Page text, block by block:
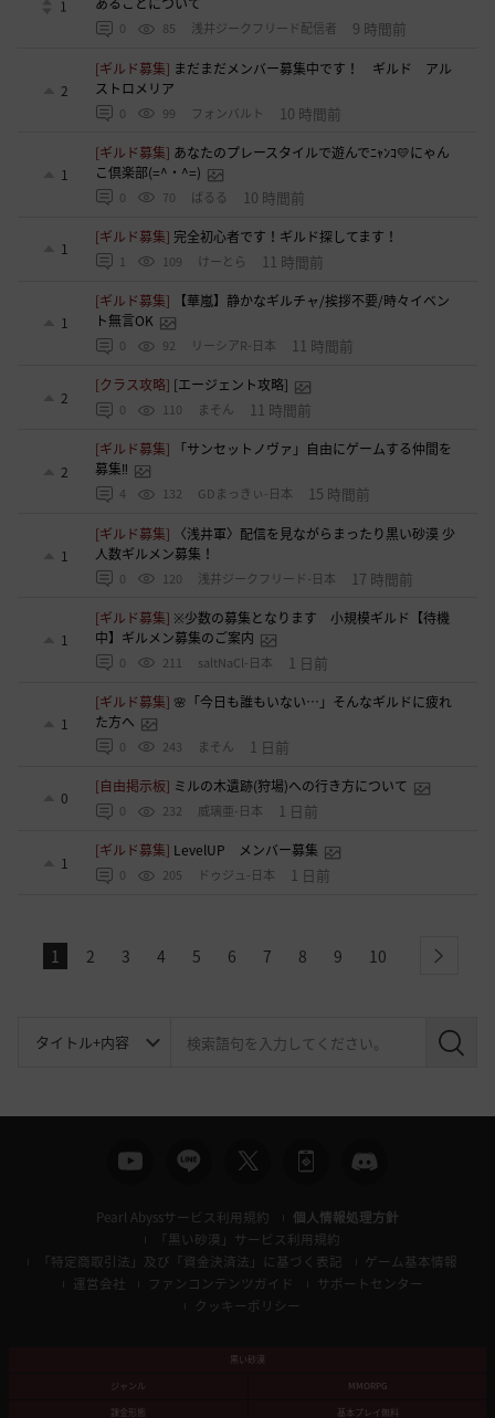
1
0 85 浅井ジークフリード配信者 9 時間前
2
[ギルド募集] まだまだメンバー募集中です！ ギルド アル
ストロメリア
0 99 フォンバルト 10 時間前
1
[ギルド募集] あなたのプレースタイルで遊んでﾆｬﾝｺ💛にゃん
こ倶楽部(=^・^=)
0 70 ぱるる 10 時間前
1
[ギルド募集] 完全初心者です！ギルド探してます！
1 109 けーとら 11 時間前
1
[ギルド募集]
【華嵐】静かなギルチャ/挨拶不要/時々イベン
ト無言OK
0 92 リーシアR-日本 11 時間前
2
[クラス攻略] [エージェント攻略]
0 110 まそん 11 時間前
2
[ギルド募集]
「サンセットノヴァ」自由にゲームする仲間を
募集‼️
4 132 GDまっきぃ-日本 15 時間前
1
[ギルド募集]
〈浅井軍〉配信を見ながらまったり黒い砂漠 少
人数ギルメン募集！
0 120 浅井ジークフリード-日本 17 時間前
1
[ギルド募集] ※少数の募集となります 小規模ギルド【待機
中】ギルメン募集のご案内
0 211 saltNaCl-日本 1 日前
1
[ギルド募集] 🌸「今日も誰もいない…」そんなギルドに疲れ
た方へ
0 243 まそん 1 日前
0
[自由掲示板] ミルの木遺跡(狩場)への行き方について
0 232 威璃亜-日本 1 日前
1
[ギルド募集] LevelUP メンバー募集
0 205 ドゥジュ-日本 1 日前
1 2 3 4 5 6 7 8 9 10 next
検
Pearl Abyssサービス利用規約
個人情報処理方針
「黒い砂漠」サービス利用規約
「特定商取引法」及び「資金決済法」に基づく表記
ゲーム基本情報
運営会社
ファンコンテンツガイド
サポートセンター
クッキーポリシー
黒い砂漠
ジャンル
MMORPG
課金形態
基本プレイ無料